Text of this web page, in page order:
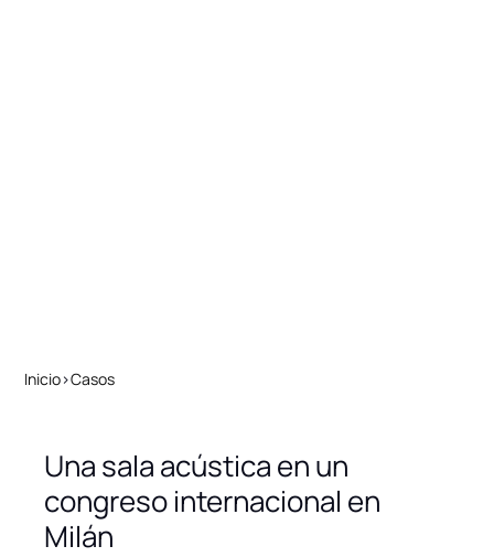
Inicio>Casos
Una sala acústica en un
congreso internacional en
Milán